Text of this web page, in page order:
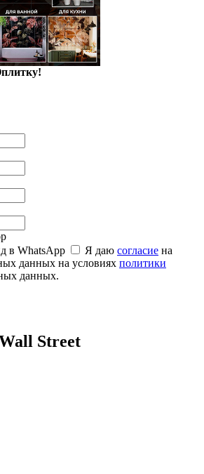
в WhatsApp
Я даю согласие на
данных на условиях политики
данных.
Street